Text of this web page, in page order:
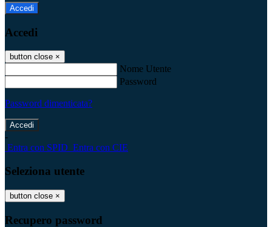
Accedi
Accedi
button close ×
Nome Utente
Password
Password dimenticata?
-
Entra con SPID Entra con CIE
Seleziona utente
button close ×
Recupero password